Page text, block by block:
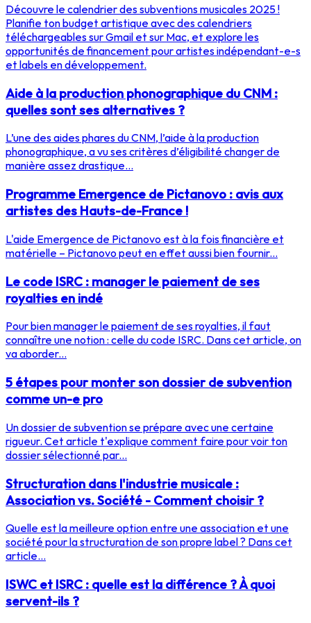
Découvre le calendrier des subventions musicales 2025 !
Planifie ton budget artistique avec des calendriers
téléchargeables sur Gmail et sur Mac, et explore les
opportunités de financement pour artistes indépendant-e-s
et labels en développement.
Aide à la production phonographique du CNM :
quelles sont ses alternatives ?
L’une des aides phares du CNM, l’aide à la production
phonographique, a vu ses critères d’éligibilité changer de
manière assez drastique...
Programme Emergence de Pictanovo : avis aux
artistes des Hauts-de-France !
L'aide Emergence de Pictanovo est à la fois financière et
matérielle – Pictanovo peut en effet aussi bien fournir...
Le code ISRC : manager le paiement de ses
royalties en indé
Pour bien manager le paiement de ses royalties, il faut
connaître une notion : celle du code ISRC. Dans cet article, on
va aborder...
5 étapes pour monter son dossier de subvention
comme un-e pro
Un dossier de subvention se prépare avec une certaine
rigueur. Cet article t'explique comment faire pour voir ton
dossier sélectionné par...
Structuration dans l'industrie musicale :
Association vs. Société - Comment choisir ?
Quelle est la meilleure option entre une association et une
société pour la structuration de son propre label ? Dans cet
article...
ISWC et ISRC : quelle est la différence ? À quoi
servent-ils ?